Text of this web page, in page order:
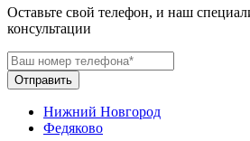
Оставьте свой телефон, и наш
консультации
Отправить
Нижний Новгород
Федяково